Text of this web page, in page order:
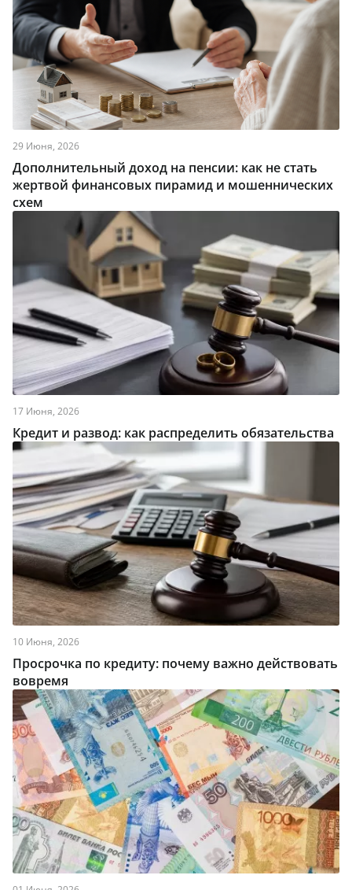
29 Июня, 2026
Дополнительный доход на пенсии: как не стать
жертвой финансовых пирамид и мошеннических
схем
17 Июня, 2026
Кредит и развод: как распределить обязательства
10 Июня, 2026
Просрочка по кредиту: почему важно действовать
вовремя